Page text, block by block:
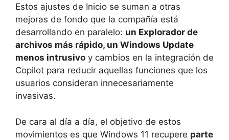
Estos ajustes de Inicio se suman a otras
mejoras de fondo que la compañía está
desarrollando en paralelo: un Explorador de
archivos más rápido, un Windows Update
menos intrusivo y cambios en la integración de
Copilot para reducir aquellas funciones que los
usuarios consideran innecesariamente
invasivas.
De cara al día a día, el objetivo de estos
movimientos es que Windows 11 recupere parte